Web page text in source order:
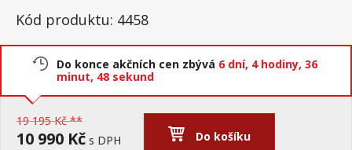
Kód produktu: 4458
Do konce akčních cen zbývá 6 dní, 4 hodiny, 36
minut, 48 sekund
19 195 Kč **
10 990 Kč s DPH Do košíku